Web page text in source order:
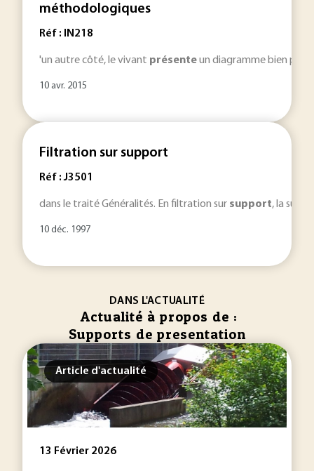
méthodologiques
Réf : IN218
'un autre côté, le vivant présenteun diagramme bien
10 avr. 2015
Filtration sur support
Réf : J3501
dans le traité Généralités. En filtration sur support, la
10 déc. 1997
DANS L'ACTUALITÉ
Actualité à propos de :
Supports de presentation
Article d'actualité
13 Février 2026